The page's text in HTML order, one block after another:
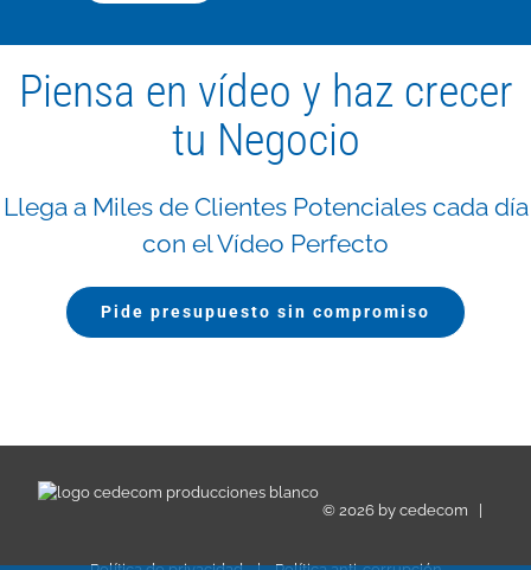
Piensa en vídeo y haz crecer
tu Negocio
Llega a Miles de Clientes Potenciales cada día
con el Vídeo Perfecto
Pide presupuesto sin compromiso
© 2026 by cedecom